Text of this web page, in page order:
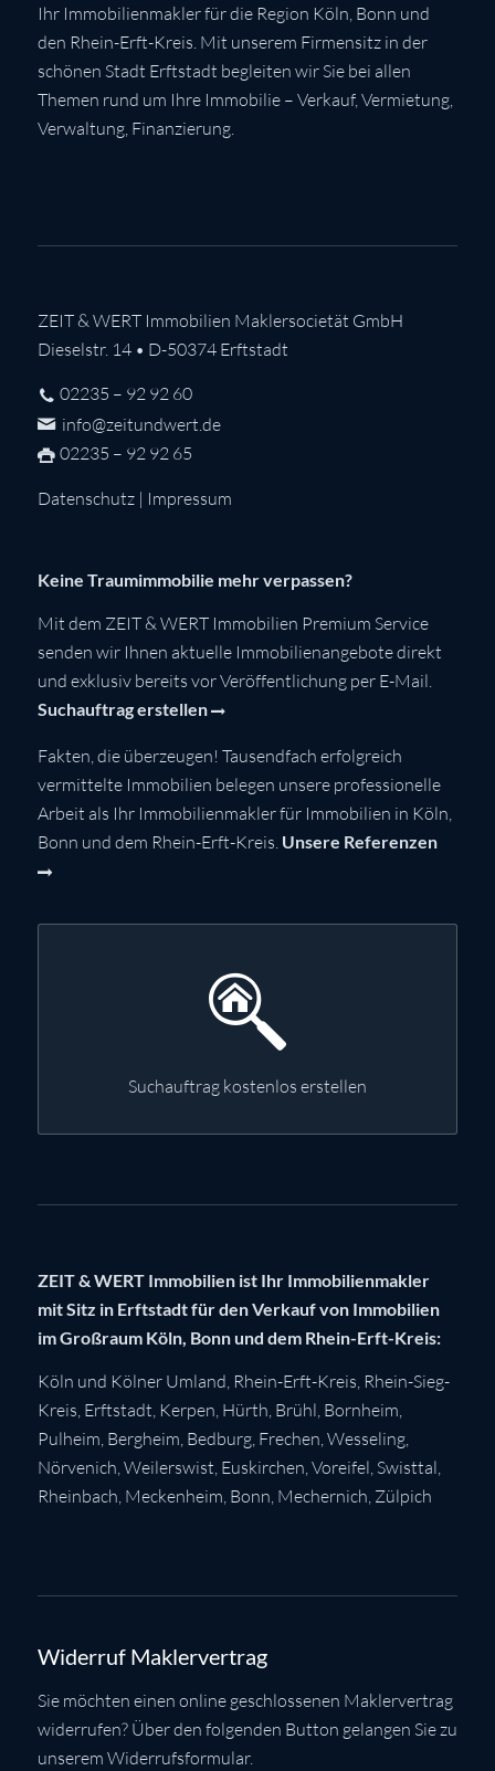
Ihr Immobilienmakler für die Region Köln, Bonn und
den Rhein-Erft-Kreis. Mit unserem Firmensitz in der
schönen Stadt Erftstadt begleiten wir Sie bei allen
Themen rund um Ihre Immobilie – Verkauf, Vermietung,
Verwaltung, Finanzierung.
ZEIT & WERT Immobilien Maklersocietät GmbH
Dieselstr. 14 • D-50374 Erftstadt
02235 – 92 92 60
info@zeitundwert.de
02235 – 92 92 65
Datenschutz| Impressum
Keine Traumimmobilie mehr verpassen?
Mit dem ZEIT & WERT Immobilien Premium Service
senden wir Ihnen aktuelle Immobilienangebote direkt
und exklusiv bereits vor Veröffentlichung per E-Mail.
Suchauftrag erstellen
Fakten, die überzeugen! Tausendfach erfolgreich
vermittelte Immobilien belegen unsere professionelle
Arbeit als Ihr Immobilienmakler für Immobilien in Köln,
Bonn und dem Rhein-Erft-Kreis. Unsere Referenzen
Suchauftrag kostenlos erstellen
ZEIT & WERT Immobilien ist Ihr Immobilienmakler
mit Sitz in Erftstadt für den Verkauf von Immobilien
im Großraum Köln, Bonn und dem Rhein-Erft-Kreis:
Köln und Kölner Umland, Rhein-Erft-Kreis, Rhein-Sieg-
Kreis, Erftstadt, Kerpen, Hürth, Brühl, Bornheim,
Pulheim, Bergheim, Bedburg, Frechen,Wesseling,
Nörvenich,Weilerswist, Euskirchen, Voreifel, Swisttal,
Rheinbach, Meckenheim, Bonn, Mechernich, Zülpich
Widerruf Maklervertrag
Sie möchten einen online geschlossenen Maklervertrag
widerrufen? Über den folgenden Button gelangen Sie zu
unserem Widerrufsformular.